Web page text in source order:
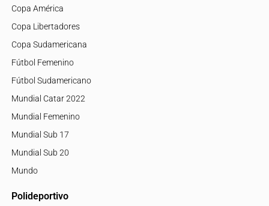
Copa América
Copa Libertadores
Copa Sudamericana
Fútbol Femenino
Fútbol Sudamericano
Mundial Catar 2022
Mundial Femenino
Mundial Sub 17
Mundial Sub 20
Mundo
Polideportivo